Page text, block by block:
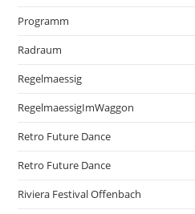
Programm
Radraum
Regelmaessig
RegelmaessigImWaggon
Retro Future Dance
Retro Future Dance
Riviera Festival Offenbach